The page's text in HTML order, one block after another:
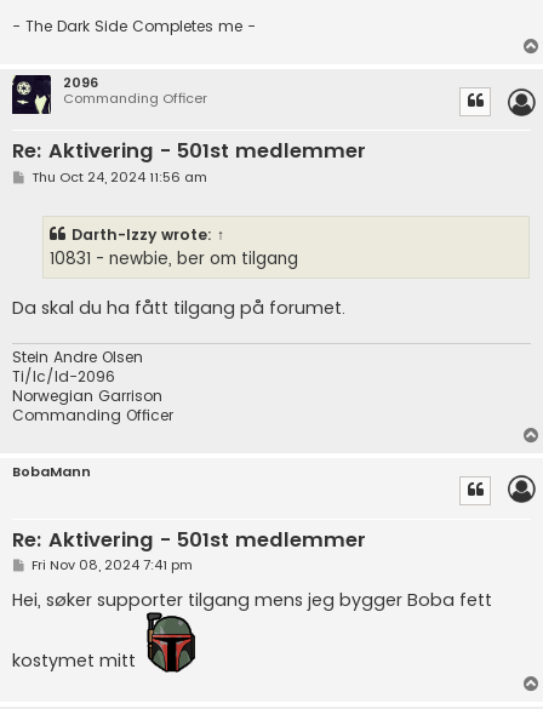
- The Dark Side Completes me -
2096
Commanding Officer
Re: Aktivering - 501st medlemmer
PThu Oct 24, 2024 11:56 am
Darth-Izzywrote: ↑
10831 - newbie, ber om tilgang
Da skal du ha fått tilgang på forumet.
Stein Andre Olsen
Ti/Ic/Id-2096
Norwegian Garrison
Commanding Officer
BobaMann
Re: Aktivering - 501st medlemmer
P
s
t
Fri Nov 08, 2024 7:41 pm
Hei, søker supporter tilgang mens jeg bygger Boba fett
kostymet mitt